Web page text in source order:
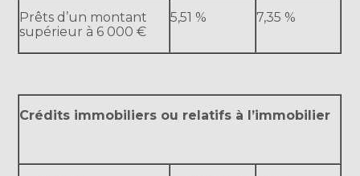
Prêts d’un montant
supérieur à 6 000 €
5,51 % 7,35 %
Crédits immobiliers ou relatifs à l’immobilier